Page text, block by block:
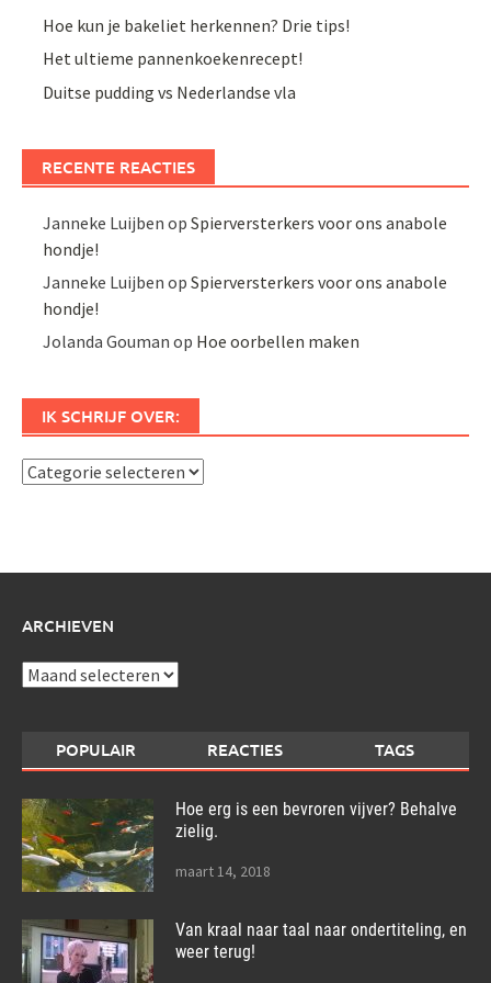
Hoe kun je bakeliet herkennen? Drie tips!
Het ultieme pannenkoekenrecept!
Duitse pudding vs Nederlandse vla
RECENTE REACTIES
Janneke Luijben opSpierversterkers voor ons anabole
hondje!
Janneke Luijben opSpierversterkers voor ons anabole
hondje!
Jolanda Gouman op Hoe oorbellen maken
IK SCHRIJF OVER:
Ik
ARCHIEVEN
Archieven
POPULAIR REACTIES TAGS
Hoe erg is een bevroren vijver? Behalve
zielig.
maart 14, 2018
Van kraal naar taal naar ondertiteling, en
weer terug!